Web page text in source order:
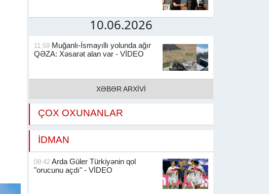
10.06.2026
11:59 Muğanlı-İsmayıllı yolunda ağır
QƏZA: Xəsarət alan var - VİDEO
XƏBƏR ARXİVİ
ÇOX OXUNANLAR
İDMAN
09:42 Arda Güler Türkiyənin qol
"orucunu açdı" - VİDEO